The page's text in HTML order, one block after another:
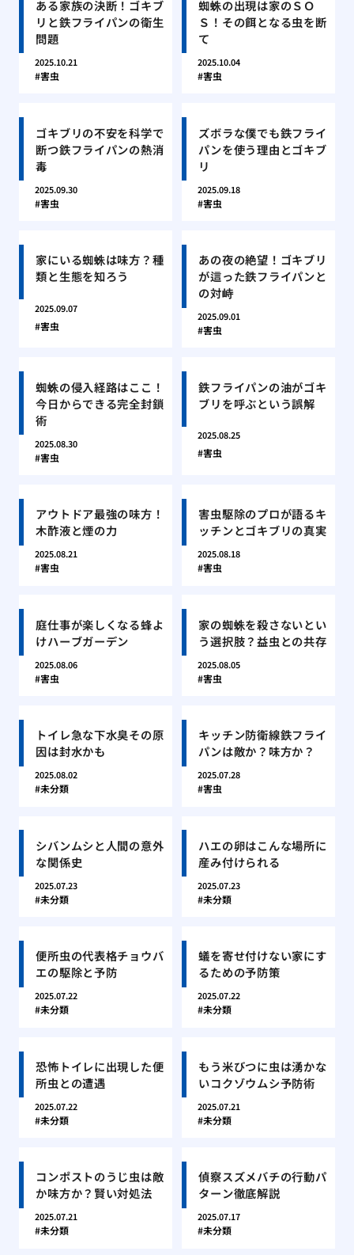
ある家族の決断！ゴキブ
リと鉄フライパンの衛生
問題
2025.10.21
害虫
蜘蛛の出現は家のＳＯ
Ｓ！その餌となる虫を断
て
2025.10.04
害虫
ゴキブリの不安を科学で
断つ鉄フライパンの熱消
毒
2025.09.30
害虫
ズボラな僕でも鉄フライ
パンを使う理由とゴキブ
リ
2025.09.18
害虫
家にいる蜘蛛は味方？種
類と生態を知ろう
2025.09.07
害虫
あの夜の絶望！ゴキブリ
が這った鉄フライパンと
の対峙
2025.09.01
害虫
蜘蛛の侵入経路はここ！
今日からできる完全封鎖
術
2025.08.30
害虫
鉄フライパンの油がゴキ
ブリを呼ぶという誤解
2025.08.25
害虫
アウトドア最強の味方！
木酢液と煙の力
2025.08.21
害虫
害虫駆除のプロが語るキ
ッチンとゴキブリの真実
2025.08.18
害虫
庭仕事が楽しくなる蜂よ
けハーブガーデン
2025.08.06
害虫
家の蜘蛛を殺さないとい
う選択肢？益虫との共存
2025.08.05
害虫
トイレ急な下水臭その原
因は封水かも
2025.08.02
未分類
キッチン防衛線鉄フライ
パンは敵か？味方か？
2025.07.28
害虫
シバンムシと人間の意外
な関係史
2025.07.23
未分類
ハエの卵はこんな場所に
産み付けられる
2025.07.23
未分類
便所虫の代表格チョウバ
エの駆除と予防
2025.07.22
未分類
蟻を寄せ付けない家にす
るための予防策
2025.07.22
未分類
恐怖トイレに出現した便
所虫との遭遇
2025.07.22
未分類
もう米びつに虫は湧かな
いコクゾウムシ予防術
2025.07.21
未分類
コンポストのうじ虫は敵
か味方か？賢い対処法
2025.07.21
未分類
偵察スズメバチの行動パ
ターン徹底解説
2025.07.17
未分類